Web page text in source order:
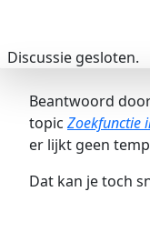
Discussie gesloten.
Beantwoord
topic Zoekfunctie
er lijkt geen
Dat kan je toch